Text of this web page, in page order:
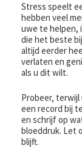
Stress speelt
hebben veel
uwe te helpen,
die het beste
altijd eerder
verlaten en
als u dit wilt.
Probeer,
een record bij
en schrijf op
bloeddruk. Let
blijft.